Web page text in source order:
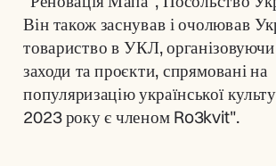
Він також заснував і очолював
товариство в УКЛ,
заходи та проєкти, спрямовані на
популяризацію української
2023 року є членом Ro3kvit".